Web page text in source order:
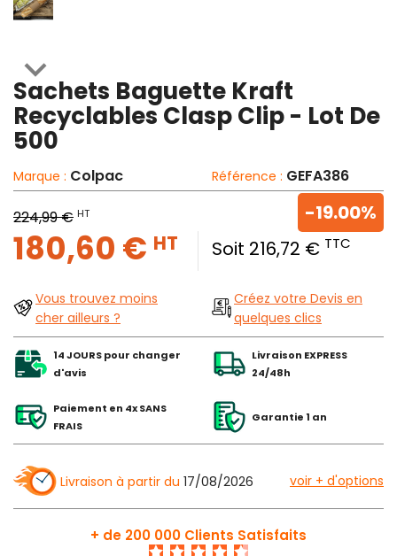

Sachets Baguette Kraft
Recyclables Clasp Clip - Lot De
500
Marque : Colpac Référence : GEFA386
224,99 € HT
180,60 € HT Soit 216,72 € TTC
-19.00%
Vous trouvez moins
cher ailleurs ?
Créez votre Devis en
quelques clics
14 JOURS pour changer
d'avis
Livraison EXPRESS
24/48h
Paiement en 4x SANS
FRAIS
Garantie 1 an
Livraison à partir du 17/08/2026 voir + d'options
+ de 200 000 Clients Satisfaits